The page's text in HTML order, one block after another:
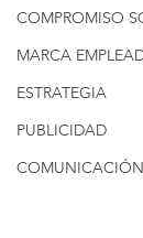
COMPROMISO
MARCA
ESTRATEGIA
PUBLICIDAD